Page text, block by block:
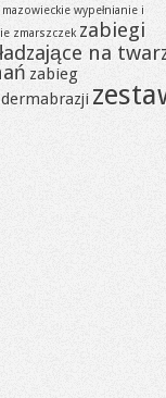
mazowieckie wypełnianie i
zmarszczek zabiegi
na
zabieg